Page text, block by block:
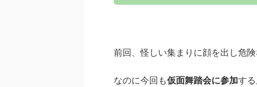
前回、怪しい集まりに顔を出し危
なのに今回も仮面舞踏会に参加する